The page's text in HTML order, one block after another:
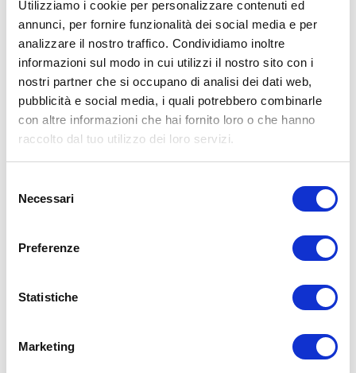
Utilizziamo i cookie per personalizzare contenuti ed
annunci, per fornire funzionalità dei social media e per
analizzare il nostro traffico. Condividiamo inoltre
informazioni sul modo in cui utilizzi il nostro sito con i
nostri partner che si occupano di analisi dei dati web,
pubblicità e social media, i quali potrebbero combinarle
con altre informazioni che hai fornito loro o che hanno
raccolto dal tuo utilizzo dei loro servizi.
delNecessari
Preferenze
Statistiche
Marketing
ALLENATI CON ME!
15WORKOUT